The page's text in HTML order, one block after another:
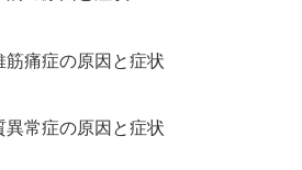
筋痛症の原因と症状
異常症の原因と症状